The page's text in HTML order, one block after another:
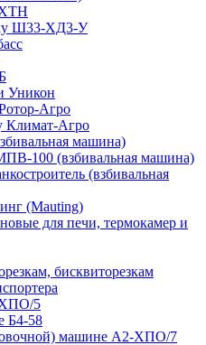
ХТН
Ш33-ХД3-У
Уникон
Агро
Климат-Агро
машина)
100 (взбивальная машина)
(взбивальная
(Mauting)
для печи, термокамер и
бисквиторезкам
ХПО/5
Б4-58
машине А2-ХПО/7